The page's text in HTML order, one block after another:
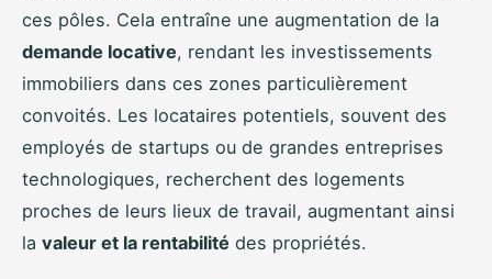
ces pôles. Cela entraîne une augmentation de la
demande locative, rendant les investissements
immobiliers dans ces zones particulièrement
convoités. Les locataires potentiels, souvent des
employés de startups ou de grandes entreprises
technologiques, recherchent des logements
proches de leurs lieux de travail, augmentant ainsi
la valeur et la rentabilité des propriétés.